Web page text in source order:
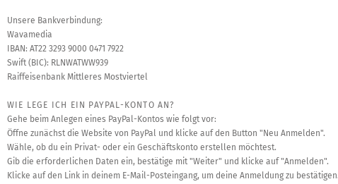
Unsere Bankverbindung:
Wavamedia
IBAN: AT22 3293 9000 0471 7922
Swift (BIC): RLNWATWW939
Raiffeisenbank Mittleres Mostviertel
WIE LEGE ICH EIN PAYPAL-KONTO AN?
Gehe beim Anlegen eines PayPal-Kontos wie folgt vor:
Öffne zunächst die Website von PayPal und klicke auf den Button "Neu Anmelden".
Wähle, ob du ein Privat- oder ein Geschäftskonto erstellen möchtest.
Gib die erforderlichen Daten ein, bestätige mit "Weiter" und klicke auf "Anmelden".
Klicke auf den Link in deinem E-Mail-Posteingang, um deine Anmeldung zu bestätigen.